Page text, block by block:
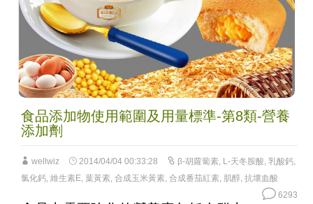
食品添加物使用範圍及用量標準-第8類-營養
添加劑
wellwiz 2014/04/04 00:33:28 β-胡蘿蔔素, L-天冬胺酸, 乳酸鈣,
氯化鈣, 維生素E, 葉黃素, 合成玉米黃素, 合成番茄紅素, 肌醇, 抗壞血酸
6293